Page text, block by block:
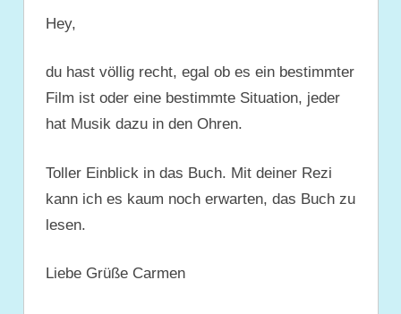
Hey,
du hast völlig recht, egal ob es ein bestimmter
Film ist oder eine bestimmte Situation, jeder
hat Musik dazu in den Ohren.
Toller Einblick in das Buch. Mit deiner Rezi
kann ich es kaum noch erwarten, das Buch zu
lesen.
Liebe Grüße Carmen